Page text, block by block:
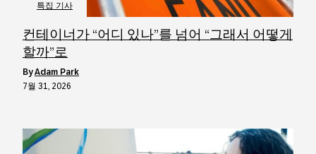
특집 기사
컨테이너가 “어디 있나”를 넘어 “그래서 어떻게
할까”로
byAdam Park
7월 31, 2026